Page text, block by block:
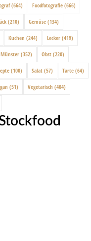
(664) Foodfotografie (666)
(210) Gemüse (134)
Kuchen (244) Lecker (419)
Münster (352) Obst (220)
(100) Salat (57) Tarte (64)
(51) Vegetarisch (404)